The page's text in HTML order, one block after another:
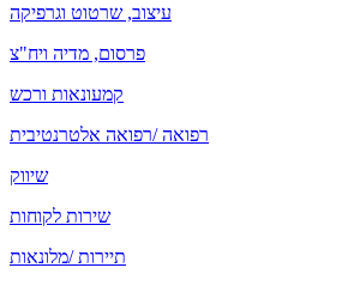
עיצוב, שרטוט וגרפיקה
פרסום, מדיה ויח"צ
קמעונאות ורכש
רפואה /רפואה אלטרנטיבית
שיווק
שירות לקוחות
תיירות /מלונאות